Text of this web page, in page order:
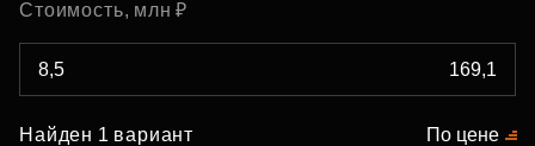
Стоимость, млн ₽
Найден 1 вариант По цене